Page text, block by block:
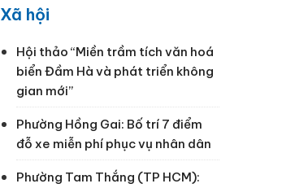
Xã hội
Hội thảo “Miền trầm tích văn hoá
biển Đầm Hà và phát triển không
gian mới”
Phường Hồng Gai: Bố trí 7 điểm
đỗ xe miễn phí phục vụ nhân dân
Phường Tam Thắng (TP HCM):